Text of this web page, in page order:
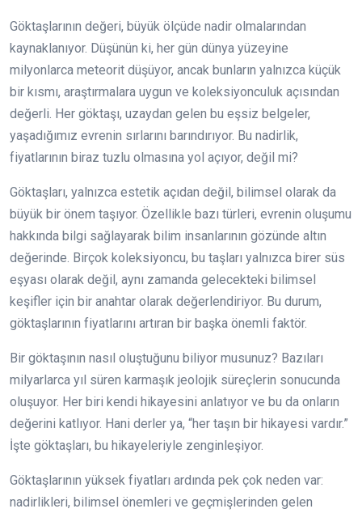
Göktaşlarının değeri, büyük ölçüde nadir olmalarından
kaynaklanıyor. Düşünün ki, her gün dünya yüzeyine
milyonlarca meteorit düşüyor, ancak bunların yalnızca küçük
bir kısmı, araştırmalara uygun ve koleksiyonculuk açısından
değerli. Her göktaşı, uzaydan gelen bu eşsiz belgeler,
yaşadığımız evrenin sırlarını barındırıyor. Bu nadirlik,
fiyatlarının biraz tuzlu olmasına yol açıyor, değil mi?
Göktaşları, yalnızca estetik açıdan değil, bilimsel olarak da
büyük bir önem taşıyor. Özellikle bazı türleri, evrenin oluşumu
hakkında bilgi sağlayarak bilim insanlarının gözünde altın
değerinde. Birçok koleksiyoncu, bu taşları yalnızca birer süs
eşyası olarak değil, aynı zamanda gelecekteki bilimsel
keşifler için bir anahtar olarak değerlendiriyor. Bu durum,
göktaşlarının fiyatlarını artıran bir başka önemli faktör.
Bir göktaşının nasıl oluştuğunu biliyor musunuz? Bazıları
milyarlarca yıl süren karmaşık jeolojik süreçlerin sonucunda
oluşuyor. Her biri kendi hikayesini anlatıyor ve bu da onların
değerini katlıyor. Hani derler ya, “her taşın bir hikayesi vardır.”
İşte göktaşları, bu hikayeleriyle zenginleşiyor.
Göktaşlarının yüksek fiyatları ardında pek çok neden var:
nadirlikleri, bilimsel önemleri ve geçmişlerinden gelen